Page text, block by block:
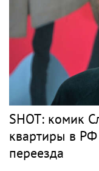
SHOT: комик
квартиры в
переезда